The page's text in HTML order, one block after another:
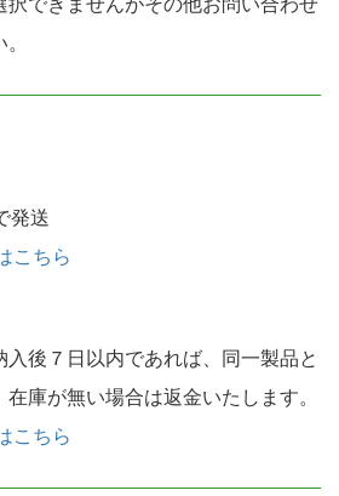
発送
こちら
後７日以内であれば、同一製品と
庫が無い場合は返金いたします。
こちら